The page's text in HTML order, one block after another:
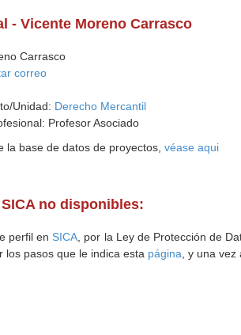
- Vicente Moreno Carrasco
Carrasco
correo
Unidad: Derecho Mercantil
Profesor Asociado
la base de datos de proyectos,véase aqui
no disponibles:
perfil en SICA , por la Ley de Protección de
los pasos que le indica esta página , y una